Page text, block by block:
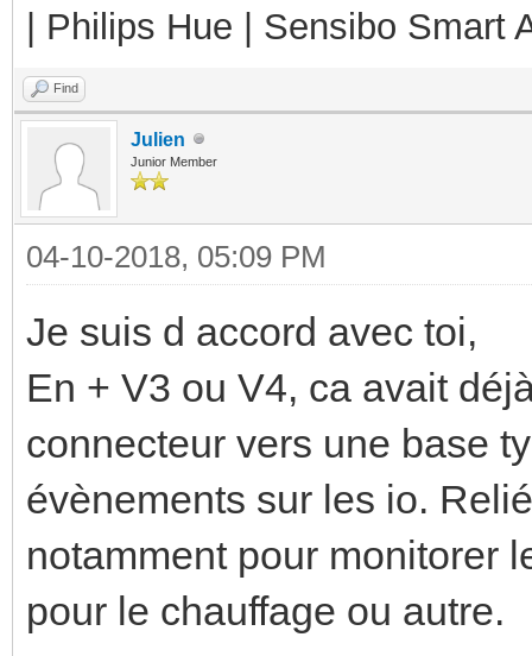
| Philips Hue | Sensibo Smart
Find
Julien
Junior Member
04-10-2018, 05:09 PM
Je suis d accord avec toi,
En + V3 ou V4, ca avait
connecteur vers une base
évènements sur les io.
notamment pour monitorer
pour le chauffage ou autre.